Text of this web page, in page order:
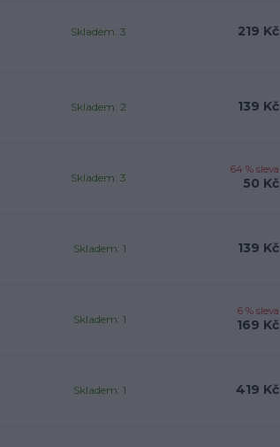
219 Kč
Skladem: 3
139 Kč
Skladem: 2
64 % sleva
50 Kč
Skladem: 3
139 Kč
Skladem: 1
6 % sleva
169 Kč
Skladem: 1
419 Kč
Skladem: 1